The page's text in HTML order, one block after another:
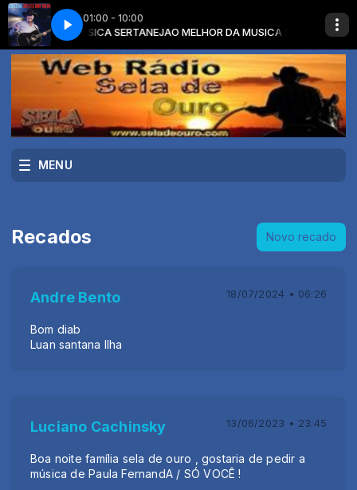
01:00 - 10:00
DA MUSICA SERTANEJAO MELHOR DA MUSICA SERTANEJA com O
HONKY TONK BARGEORGE STRAIT - EVERY LITTLE HONKY TONK BAR
MENU
Recados Novo recado
Andre Bento 18/07/2024 • 06:26
Bom diab
Luan santana Ilha
Luciano Cachinsky 13/06/2023 • 23:45
Boa noite família sela de ouro , gostaria de pedir a
música de Paula FernandA / SÓ VOCÊ !